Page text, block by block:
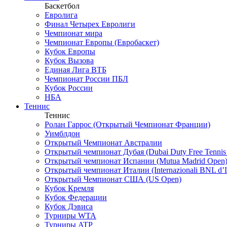
Баскетбол
Евролига
Финал Четырех Евролиги
Чемпионат мира
Чемпионат Европы (Евробаскет)
Кубок Европы
Кубок Вызова
Единая Лига ВТБ
Чемпионат России ПБЛ
Кубок России
НБА
Теннис
Теннис
Ролан Гаррос (Открытый Чемпионат Франции)
Уимблдон
Открытый Чемпионат Австралии
Открытый чемпионат Дубая (Dubai Duty Free Tennis
Открытый чемпионат Испании (Mutua Madrid Open)
Открытый чемпионат Италии (Internazionali BNL
Открытый Чемпионат США (US Open)
Кубок Кремля
Кубок Федерации
Кубок Дэвиса
Турниры WTA
Турниры ATP